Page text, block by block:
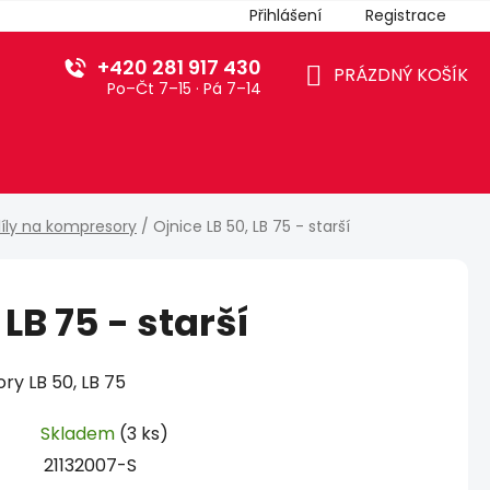
Přihlášení Registrace
PRÁZDNÝ KOŠÍK
+420 281 917 430
Po–Čt 7–15 · Pá 7–14
na kompresory / Ojnice LB 50, LB 75 - starší
75 - starší
LB 50, LB 75
Skladem (3 ks)
21132007-S